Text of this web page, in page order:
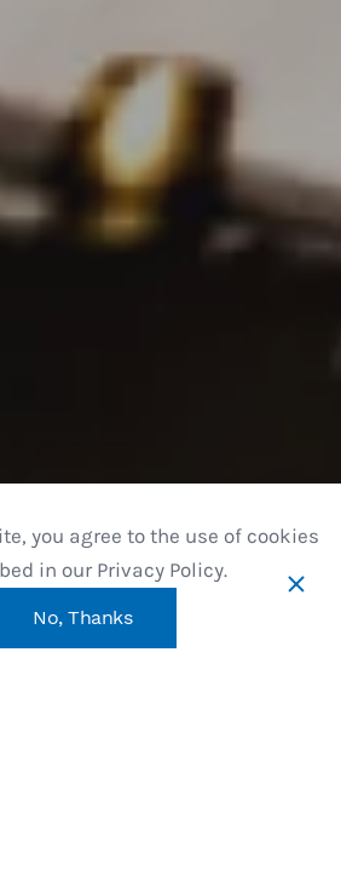
you agree to the use of cookies
in our Privacy Policy.
No, Thanks